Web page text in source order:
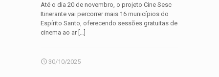
Até o dia 20 de novembro, o projeto Cine Sesc
Itinerante vai percorrer mais 16 municípios do
Espírito Santo, oferecendo sessões gratuitas de
cinema ao ar[…]
30/10/2025